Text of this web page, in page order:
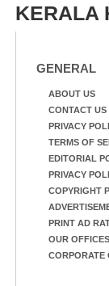
KERALA
GENERAL
ABOUT US
CONTACT US
PRIVACY
TERMS OF
EDITORIAL
PRIVACY
COPYRIGHT
PRINT AD
OUR OFFICES
CORPORATE